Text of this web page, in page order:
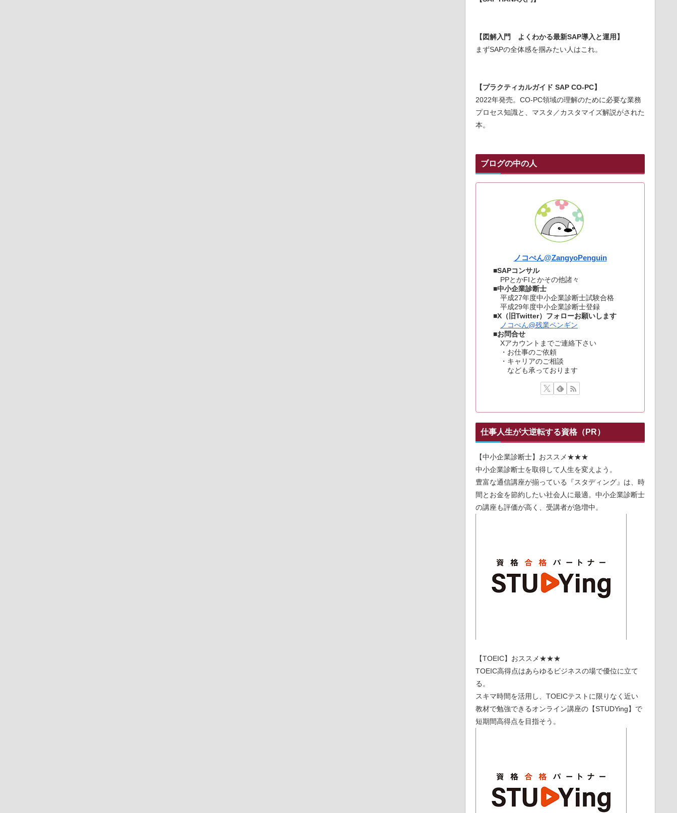
【図解入門 よくわかる最新SAP導入と運用】
まずSAPの全体感を掴みたい人はこれ。
【プラクティカルガイド SAP CO-PC】
2022年発売。CO-PC領域の理解のために必要な業務
プロセス知識と、マスタ／カスタマイズ解説がされた
本。
ブログの中の人
ノコぺん@ZangyoPenguin
■SAPコンサル
PPとかFIとかその他諸々
■中小企業診断士
平成27年度中小企業診断士試験合格
平成29年度中小企業診断士登録
■X（旧Twitter）フォローお願いします
ノコぺん@残業ペンギン
■お問合せ
Xアカウントまでご連絡下さい
・お仕事のご依頼
・キャリアのご相談
なども承っております
仕事人生が大逆転する資格（PR）
【中小企業診断士】おススメ★★★
中小企業診断士を取得して人生を変えよう。
豊富な通信講座が揃っている『スタディング』は、時
間とお金を節約したい社会人に最適。中小企業診断士
の講座も評価が高く、受講者が急増中。
【TOEIC】おススメ★★★
TOEIC高得点はあらゆるビジネスの場で優位に立て
る。
スキマ時間を活用し、TOEICテストに限りなく近い
教材で勉強できるオンライン講座の【STUDYing】で
短期間高得点を目指そう。